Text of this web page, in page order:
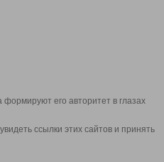
его авторитет в глазах
ссылки этих сайтов и принять